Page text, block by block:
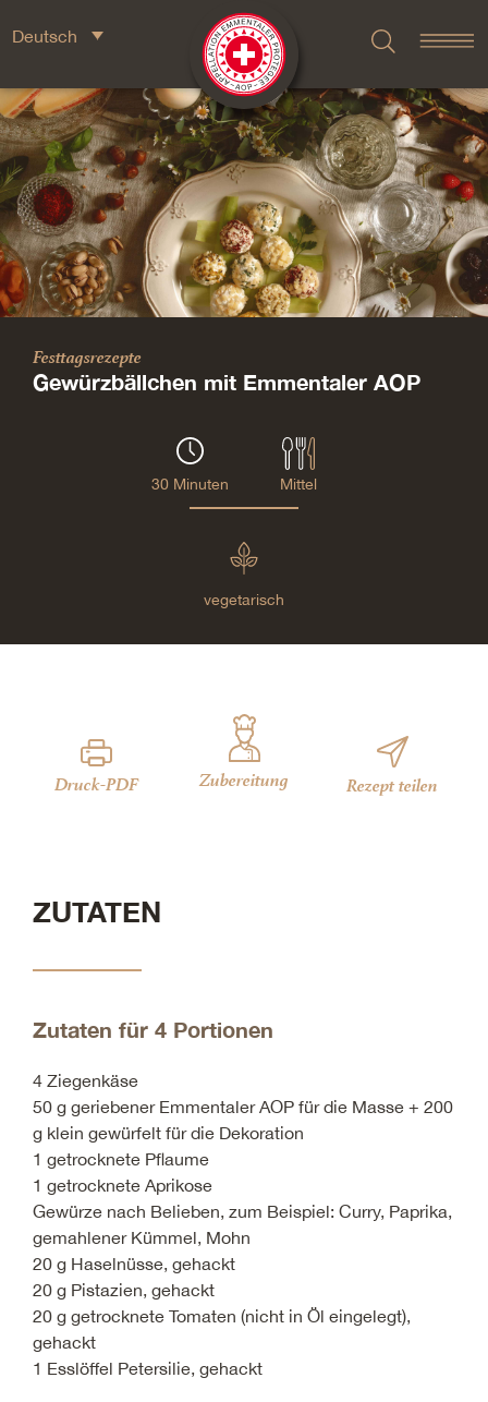
Deutsch
Festtagsrezepte
Gewürzbällchen mit Emmentaler AOP
30 Minuten Mittel
vegetarisch
Druck-PDF Zubereitung Rezept teilen
ZUTATEN
Zutaten für 4 Portionen
4 Ziegenkäse
50 g geriebener Emmentaler AOP für die Masse + 200
g klein gewürfelt für die Dekoration
1 getrocknete Pflaume
1 getrocknete Aprikose
Gewürze nach Belieben, zum Beispiel: Curry, Paprika,
gemahlener Kümmel, Mohn
20 g Haselnüsse, gehackt
20 g Pistazien, gehackt
20 g getrocknete Tomaten (nicht in Öl eingelegt),
gehackt
1 Esslöffel Petersilie, gehackt